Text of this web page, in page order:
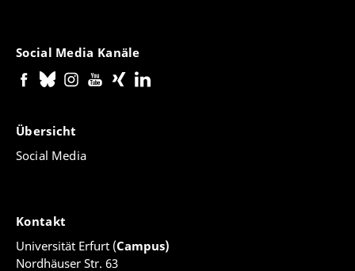
Social Media Kanäle
Übersicht
Social Media
Kontakt
Universität Erfurt (Campus)
Nordhäuser Str. 63